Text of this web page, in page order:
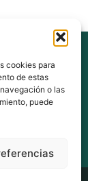
cookies para
de estas
o las
puede